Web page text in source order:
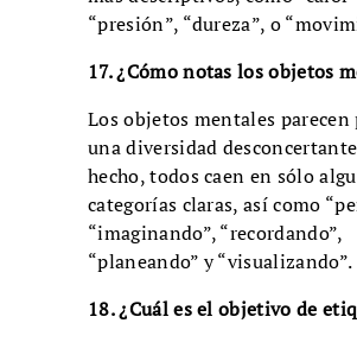
“presión”, “dureza”, o
17. ¿Cómo notas los objetos
Los objetos mentales parecen
una diversidad
hecho, todos caen en sólo
categorías claras, así como
“imaginando”, “recordando”,
“planeando” y “visualizando”.
18. ¿Cuál es el objetivo de